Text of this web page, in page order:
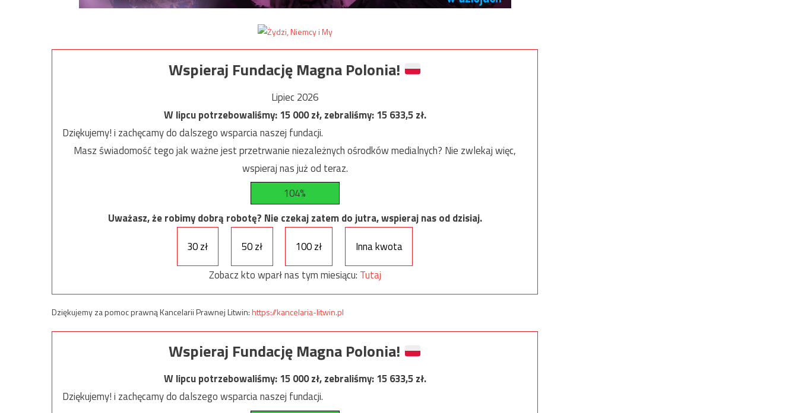
Wspieraj Fundację Magna Polonia!
Lipiec 2026
W lipcu potrzebowaliśmy:15 000zł, zebraliśmy:15 633,5zł.
Dziękujemy! i zachęcamy do dalszego wsparcia naszej fundacji.
Masz świadomość tego jak ważne jest przetrwanie niezależnych ośrodków medialnych? Nie zwlekaj więc,
wspieraj nas już od teraz.
104%
Uważasz, że robimy dobrą robotę? Nie czekaj zatem do jutra, wspieraj nas od dzisiaj.
30 zł
50 zł 100 zł
Inna kwota
Zobacz kto wparł nas tym miesiącu: Tutaj
Dziękujemy za pomoc prawną Kancelarii Prawnej Litwin:https://kancelaria-litwin.pl
Wspieraj Fundację Magna Polonia!
W lipcu potrzebowaliśmy:15 000zł, zebraliśmy:15 633,5zł.
Dziękujemy! i zachęcamy do dalszego wsparcia naszej fundacji.